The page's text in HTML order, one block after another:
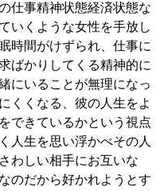
仕事精神状態経済状態な
いくような女性を手放し
時間がけずられ、仕事に
ばかりしてくる精神的に
にいることが無理になっ
くくなる、彼の人生をよ
できているかという視点
人生を思い浮かべその人
わしい相手にお互いな
のだから好かれようとす